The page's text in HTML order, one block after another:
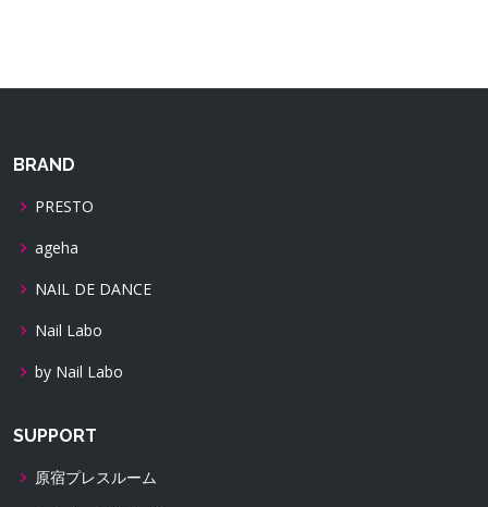
BRAND
PRESTO
ageha
NAIL DE DANCE
Nail Labo
by Nail Labo
SUPPORT
原宿プレスルーム